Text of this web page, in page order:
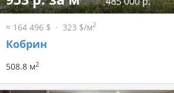
≈ 164 496 $ 323 $/м2
Кобрин
508.8 м2